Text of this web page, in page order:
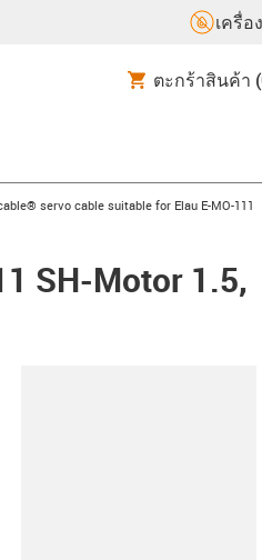
เครื่
ตะกร้าสินค้า
arrow-right
servo cable suitable for Elau E-MO-111
SH-Motor 1.5,